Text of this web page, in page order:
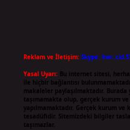
Reklam ve İletişim: Skype:
Yasal Uyarı: Bu internet sitesi,
ile hiçbir bağlantısı
makaleler paylaşılmaktadır.
taşımamakta olup, gerçek kurum
yapılmamaktadır. Gerçek kurum
tesadüfidir. Sitemizdeki bilgiler
taşımazlar.